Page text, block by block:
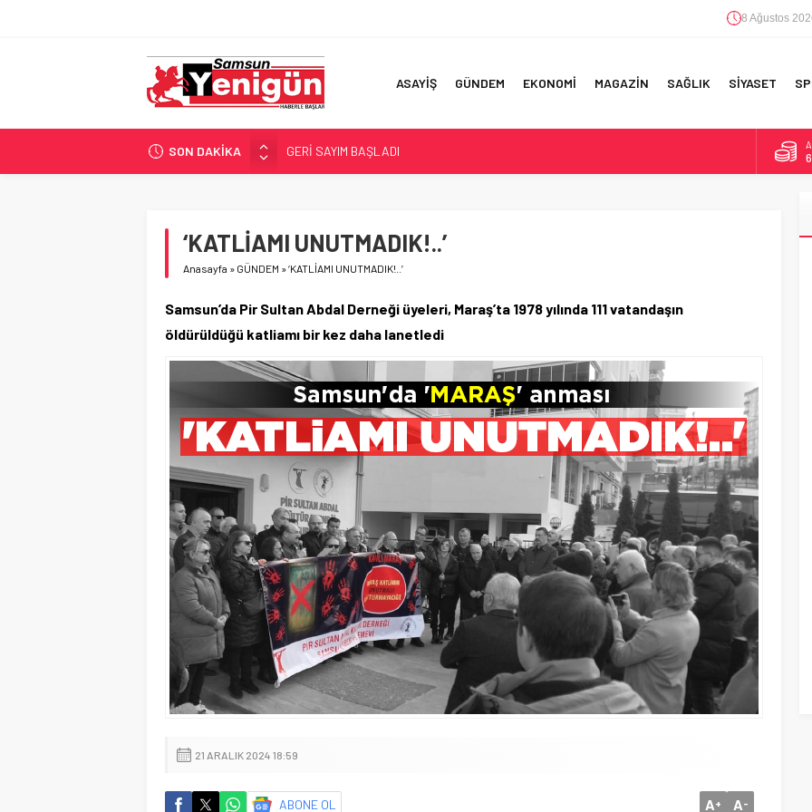
8 Ağustos
ASAYİŞ GÜNDEM EKONOMİ MAGAZİN SAĞLIK SİYASET
SON DAKİKA
GERİ SAYIM BAŞLADI
SAMSUNSPOR’DA HEDEF 5’İNCİLİK!
İŞTE FINDIK FİYATI!
YÖNETİCİ SEÇERKEN YAPILAN EN BÜYÜK HATALAR
‘KATLİAMI UNUTMADIK!..’
Anasayfa » GÜNDEM »‘KATLİAMI UNUTMADIK!..’
Samsun’da Pir Sultan Abdal Derneği üyeleri, Maraş’ta 1978 yılında 111 vatandaşın
öldürüldüğü katliamı bir kez daha lanetledi
21 ARALIK 2024 18:59
ABONE OL A+ A-